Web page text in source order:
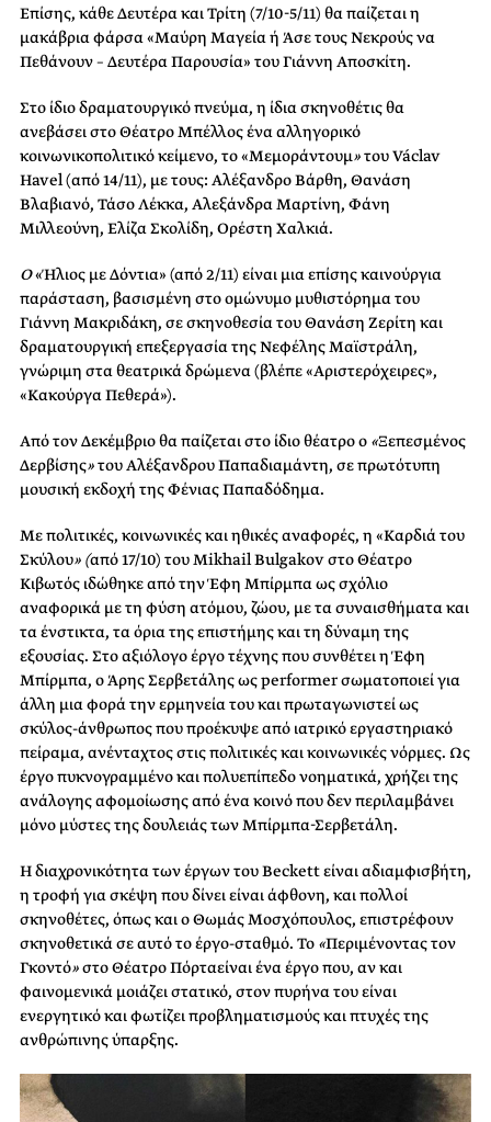
Επίσης, κάθε Δευτέρα και Τρίτη (7/10-5/11) θα παίζεται η
μακάβρια φάρσα «Μαύρη Μαγεία ή Άσε τους Νεκρούς να
Πεθάνουν – Δευτέρα Παρουσία» του Γιάννη Αποσκίτη.
Στο ίδιο δραματουργικό πνεύμα, η ίδια σκηνοθέτις θα
ανεβάσει στο Θέατρο Μπέλλος ένα αλληγορικό
κοινωνικοπολιτικό κείμενο, το «Μεμοράντουμ»του Václav
Havel (από 14/11), με τους: Αλέξανδρο Βάρθη, Θανάση
Βλαβιανό, Τάσο Λέκκα, Αλεξάνδρα Μαρτίνη, Φάνη
Μιλλεούνη, Ελίζα Σκολίδη, Ορέστη Χαλκιά.
Ο«Ήλιος με Δόντια» (από 2/11) είναι μια επίσης καινούργια
παράσταση, βασισμένη στο ομώνυμο μυθιστόρημα του
Γιάννη Μακριδάκη, σε σκηνοθεσία του Θανάση Ζερίτη και
δραματουργική επεξεργασία της Νεφέλης Μαϊστράλη,
γνώριμη στα θεατρικά δρώμενα (βλέπε «Αριστερόχειρες»,
«Κακούργα Πεθερά»).
Από τον Δεκέμβριο θα παίζεται στο ίδιο θέατρο ο «Ξεπεσμένος
Δερβίσης»του Αλέξανδρου Παπαδιαμάντη, σε πρωτότυπη
μουσική εκδοχή της Φένιας Παπαδόδημα.
Με πολιτικές, κοινωνικές και ηθικές αναφορές, η «Καρδιά του
Σκύλου» (από 17/10) του Mikhail Bulgakov στο Θέατρο
Κιβωτός ιδώθηκε από την Έφη Μπίρμπα ως σχόλιο
αναφορικά με τη φύση ατόμου, ζώου, με τα συναισθήματα και
τα ένστικτα, τα όρια της επιστήμης και τη δύναμη της
εξουσίας. Στο αξιόλογο έργο τέχνης που συνθέτει η Έφη
Μπίρμπα, ο Άρης Σερβετάλης ως performer σωματοποιεί για
άλλη μια φορά την ερμηνεία του και πρωταγωνιστεί ως
σκύλος-άνθρωπος που προέκυψε από ιατρικό εργαστηριακό
πείραμα, ανένταχτος στις πολιτικές και κοινωνικές νόρμες. Ως
έργο πυκνογραμμένο και πολυεπίπεδο νοηματικά, χρήζει της
ανάλογης αφομοίωσης από ένα κοινό που δεν περιλαμβάνει
μόνο μύστες της δουλειάς των Μπίρμπα-Σερβετάλη.
Η διαχρονικότητα των έργων του Beckett είναι αδιαμφισβήτη,
η τροφή για σκέψη που δίνει είναι άφθονη, και πολλοί
σκηνοθέτες, όπως και ο Θωμάς Μοσχόπουλος, επιστρέφουν
σκηνοθετικά σε αυτό το έργο-σταθμό. Το «Περιμένοντας τον
Γκοντό»στο Θέατρο Πόρταείναι ένα έργο που, αν και
φαινομενικά μοιάζει στατικό, στον πυρήνα του είναι
ενεργητικό και φωτίζει προβληματισμούς και πτυχές της
ανθρώπινης ύπαρξης.